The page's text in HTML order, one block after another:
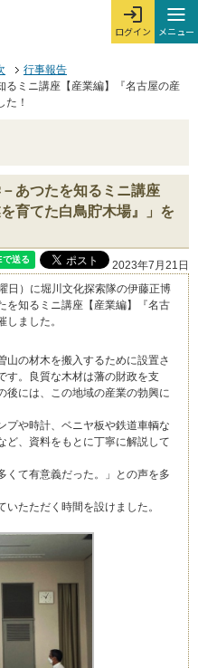
ログイン
ログインを開
メニュー
メ
行事報告
ミニ講座【産業編】『名古屋の産
た！
あつたを知るミニ講座
育てた白鳥貯木場』」を
2023年7月21日
日）に堀川文化探索隊の伊藤正博
を知るミニ講座【産業編】『名古
ました。
山の材木を搬入するために設置さ
す。良質な木材は藩の財政を支
後には、この地域の産業の勃興に
プや時計、ベニヤ板や鉄道車輌な
ど、資料をもとに丁寧に解説して
くて有意義だった。」との声を多
たただく時間を設けました。